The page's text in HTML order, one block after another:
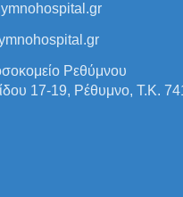
Ρεθύμνου
17-19, Ρέθυμνο, Τ.Κ.